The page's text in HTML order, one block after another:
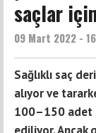
saçlar
09 Mart 2022 -
Sağlıklı saç
alıyor ve
100–150 adet